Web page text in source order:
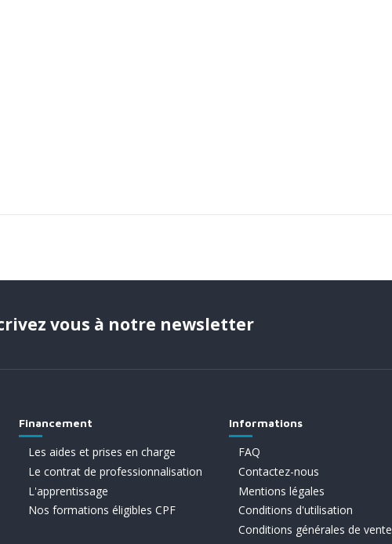
vous à notre newsletter
Financement
Les aides et prises en charge
Le contrat de professionnalisation
L'apprentissage
Nos formations éligibles CPF
Informations
FAQ
Contactez-nous
Mentions légales
Conditions d'utilisation
Conditions générales de vente